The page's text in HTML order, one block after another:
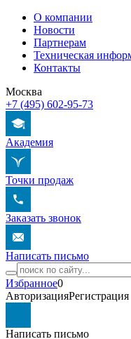
О компании
Новости
Партнерам
Техническая
Контакты
Москва
+7 (495) 602-95-73
Академия
Точки продаж
Заказать звонок
Написать письмо
Избранное0
АвторизацияРегистрация
Написать письмо